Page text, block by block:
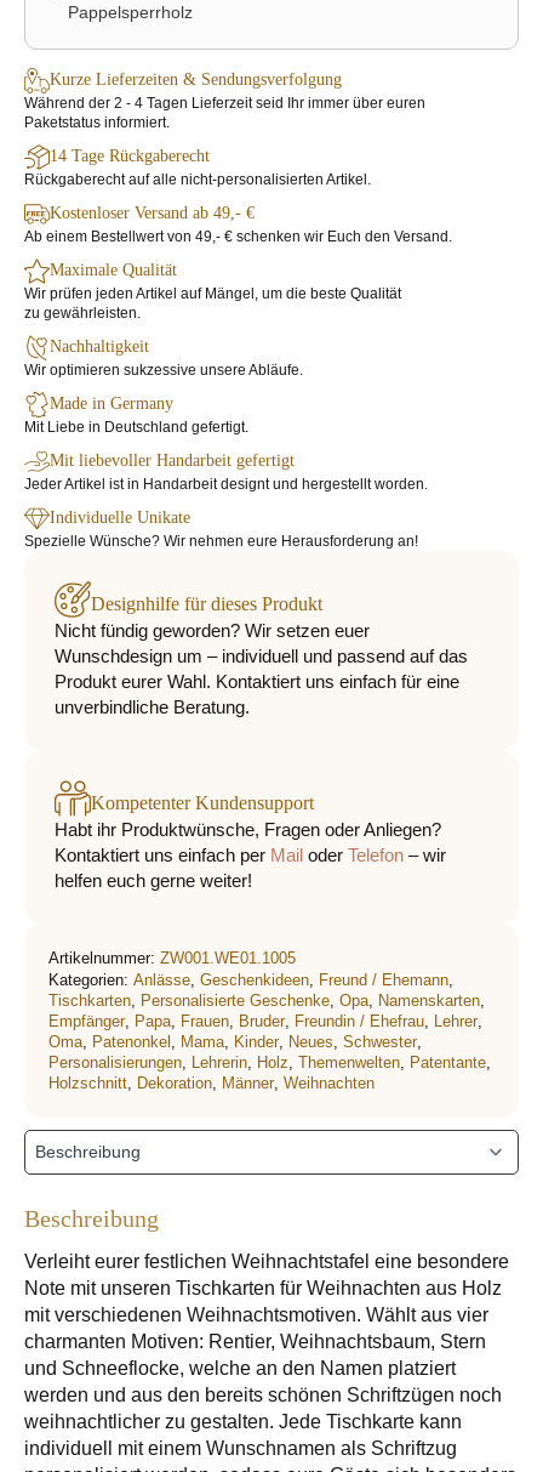
Pappelsperrholz
Kurze Lieferzeiten & Sendungsverfolgung
Während der 2 - 4 Tagen Lieferzeit seid Ihr immer über euren
Paketstatus informiert.
14 Tage Rückgaberecht
Rückgaberecht auf alle nicht-personalisierten Artikel.
Kostenloser Versand ab 49,- €
Ab einem Bestellwert von 49,- € schenken wir Euch den Versand.
Maximale Qualität
Wir prüfen jeden Artikel auf Mängel, um die beste Qualität
zu gewährleisten.
Nachhaltigkeit
Wir optimieren sukzessive unsere Abläufe.
Made in Germany
Mit Liebe in Deutschland gefertigt.
Mit liebevoller Handarbeit gefertigt
Jeder Artikel ist in Handarbeit designt und hergestellt worden.
Individuelle Unikate
Spezielle Wünsche? Wir nehmen eure Herausforderung an!
Designhilfe für dieses Produkt
Nicht fündig geworden? Wir setzen euer
Wunschdesign um – individuell und passend auf das
Produkt eurer Wahl. Kontaktiert uns einfach für eine
unverbindliche Beratung.
Kompetenter Kundensupport
Habt ihr Produktwünsche, Fragen oder Anliegen?
Kontaktiert uns einfach per Mail oder Telefon – wir
helfen euch gerne weiter!
Artikelnummer: ZW001.WE01.1005
Kategorien: Anlässe, Geschenkideen, Freund / Ehemann,
Tischkarten, Personalisierte Geschenke, Opa, Namenskarten,
Empfänger, Papa, Frauen, Bruder, Freundin / Ehefrau, Lehrer,
Oma, Patenonkel , Mama, Kinder, Neues, Schwester,
Personalisierungen, Lehrerin, Holz, Themenwelten, Patentante,
Holzschnitt, Dekoration, Männer, Weihnachten
Beschreibung
Verleiht eurer festlichen Weihnachtstafel eine besondere
Note mit unseren Tischkarten für Weihnachten aus Holz
mit verschiedenen Weihnachtsmotiven. Wählt aus vier
charmanten Motiven: Rentier, Weihnachtsbaum, Stern
und Schneeflocke, welche an den Namen platziert
werden und aus den bereits schönen Schriftzügen noch
weihnachtlicher zu gestalten. Jede Tischkarte kann
individuell mit einem Wunschnamen als Schriftzug